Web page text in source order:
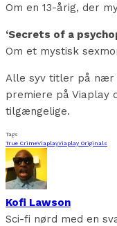
Om en 13-årig, der
‘Secrets of a
Om et mystisk
Alle syv titler på nær
premiere på Viaplay
tilgængelige.
Tags
True CrimeViaplayViaplay Originals
Kofi Lawson
Sci-fi nørd med en